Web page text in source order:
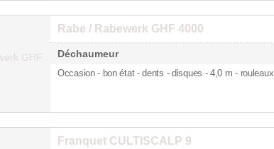
Rabe / Rabewerk GHF 4000
Déchaumeur
Occasion - bon état - dents - disques - 4,0 m - rouleaux
Franquet CULTISCALP 9